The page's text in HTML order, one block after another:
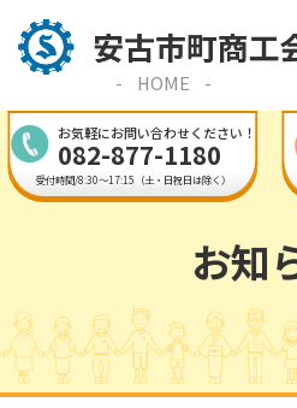
HOME
お気軽にお問い合わせください！
082-877-1180
受付時間/8:30～17:15（土・日祝日は除く）
お知